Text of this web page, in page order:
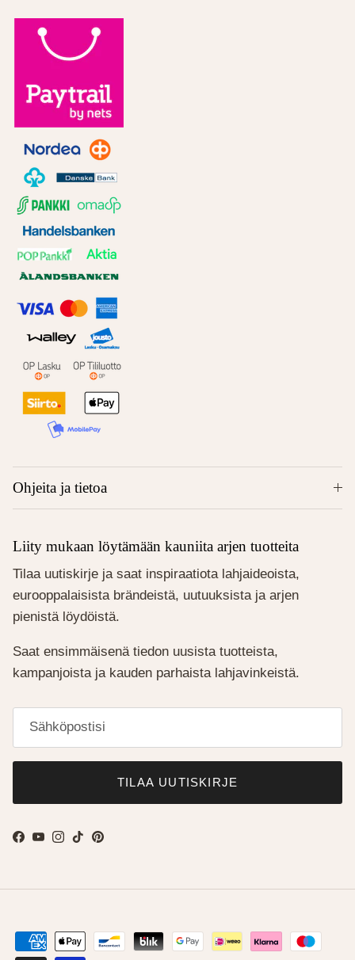
Ohjeita ja tietoa
Liity mukaan löytämään kauniita arjen tuotteita
Tilaa uutiskirje ja saat inspiraatiota lahjaideoista,
eurooppalaisista brändeistä, uutuuksista ja arjen
pienistä löydöistä.
Saat ensimmäisenä tiedon uusista tuotteista,
kampanjoista ja kauden parhaista lahjavinkeistä.
TILAA UUTISKIRJE
Facebook
YouTube
Instagram
TikTokPinterest